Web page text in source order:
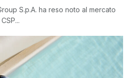
S.p.A. ha reso noto al mercato